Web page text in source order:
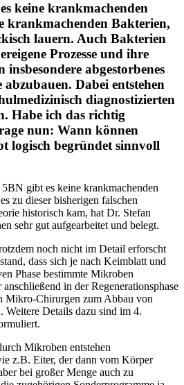
keine krankmachenden
krankmachenden Bakterien,
lauern. Auch Bakterien
Prozesse und ihre
abgestorbenes
Dabei entstehen
diagnostizierten
Habe ich das richtig
nun: Wann können
logisch begründet sinnvoll
gibt es keine krankmachenden
zu dieser bisherigen falschen
historisch kam, hat Dr. Stefan
sehr gut aufgearbeitet und belegt.
noch nicht im Detail erforscht
dass sich je nach Keimblatt und
Phase bestimmte Mikroben
in der Regenerationsphase
Mikro-Chirurgen zum Abbau von
Weitere Details dazu sind im 4.
Mikroben entstehen
z.B. Eiter, der dann vom Körper
bei großer Menge auch zu